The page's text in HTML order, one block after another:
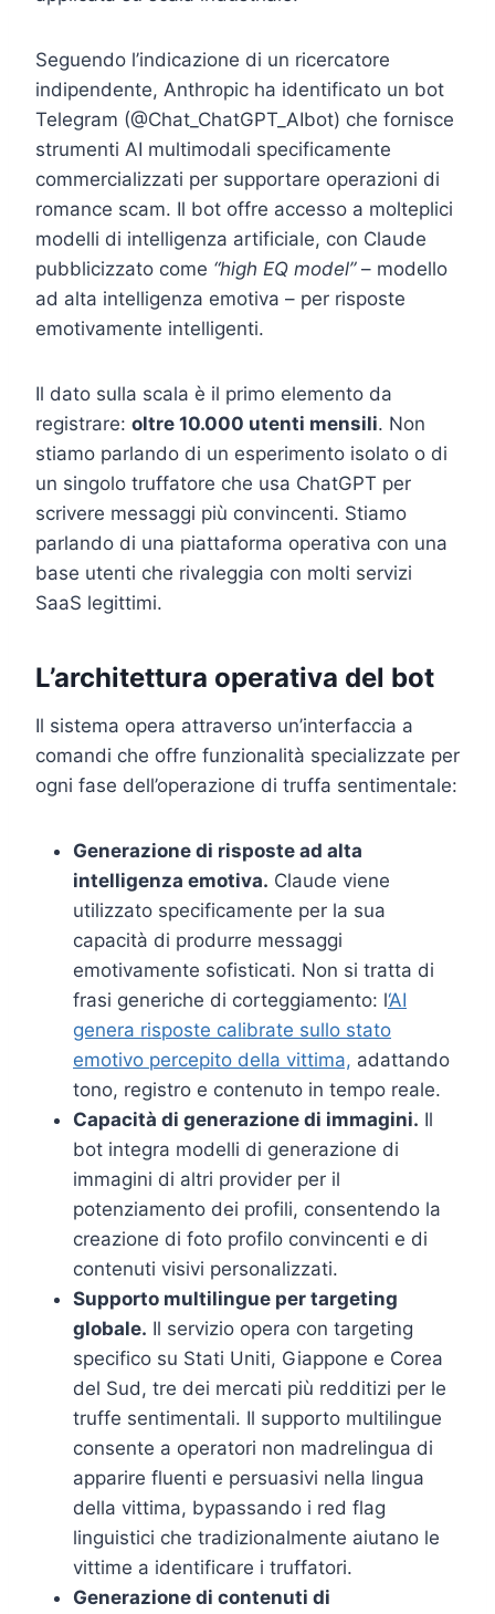
Seguendo l’indicazione di un ricercatore
indipendente, Anthropic ha identificato un bot
Telegram (@Chat_ChatGPT_AIbot) che fornisce
strumenti AI multimodali specificamente
commercializzati per supportare operazioni di
romance scam. Il bot offre accesso a molteplici
modelli di intelligenza artificiale, con Claude
pubblicizzato come “high EQ model”– modello
ad alta intelligenza emotiva – per risposte
emotivamente intelligenti.
Il dato sulla scala è il primo elemento da
registrare: oltre 10.000 utenti mensili. Non
stiamo parlando di un esperimento isolato o di
un singolo truffatore che usa ChatGPT per
scrivere messaggi più convincenti. Stiamo
parlando di una piattaforma operativa con una
base utenti che rivaleggia con molti servizi
SaaS legittimi.
L’architettura operativa del bot
Il sistema opera attraverso un’interfaccia a
comandi che offre funzionalità specializzate per
ogni fase dell’operazione di truffa sentimentale:
Generazione di risposte ad alta
intelligenza emotiva. Claude viene
utilizzato specificamente per la sua
capacità di produrre messaggi
emotivamente sofisticati. Non si tratta di
frasi generiche di corteggiamento: l‘AI
genera risposte calibrate sullo stato
emotivo percepito della vittima, adattando
tono, registro e contenuto in tempo reale.
Capacità di generazione di immagini. Il
bot integra modelli di generazione di
immagini di altri provider per il
potenziamento dei profili, consentendo la
creazione di foto profilo convincenti e di
contenuti visivi personalizzati.
Supporto multilingue per targeting
globale. Il servizio opera con targeting
specifico su Stati Uniti, Giappone e Corea
del Sud, tre dei mercati più redditizi per le
truffe sentimentali. Il supporto multilingue
consente a operatori non madrelingua di
apparire fluenti e persuasivi nella lingua
della vittima, bypassando i red flag
linguistici che tradizionalmente aiutano le
vittime a identificare i truffatori.
Generazione di contenuti di